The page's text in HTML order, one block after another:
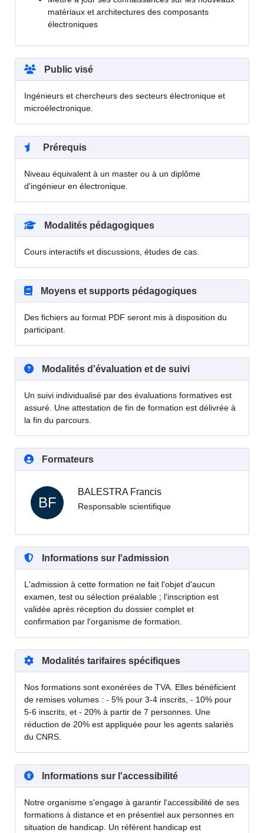
matériaux et architectures des composants
électroniques
Public visé
Ingénieurs et chercheurs des secteurs électronique et
microélectronique.
Prérequis
Niveau équivalent à un master ou à un diplôme
d'ingénieur en électronique.
Modalités pédagogiques
Cours interactifs et discussions, études de cas.
Moyens et supports pédagogiques
Des fichiers au format PDF seront mis à disposition du
participant.
Modalités d'évaluation et de suivi
Un suivi individualisé par des évaluations formatives est
assuré. Une attestation de fin de formation est délivrée à
la fin du parcours.
Formateurs
BF
BALESTRA Francis
Responsable scientifique
Informations sur l'admission
L'admission à cette formation ne fait l'objet d'aucun
examen, test ou sélection préalable ; l'inscription est
validée après réception du dossier complet et
confirmation par l'organisme de formation.
Modalités tarifaires spécifiques
Nos formations sont exonérées de TVA. Elles bénéficient
de remises volumes : - 5% pour 3-4 inscrits, - 10% pour
5-6 inscrits, et - 20% à partir de 7 personnes. Une
réduction de 20% est appliquée pour les agents salariés
du CNRS.
Informations sur l'accessibilité
Notre organisme s'engage à garantir l'accessibilité de ses
formations à distance et en présentiel aux personnes en
situation de handicap. Un référent handicap est